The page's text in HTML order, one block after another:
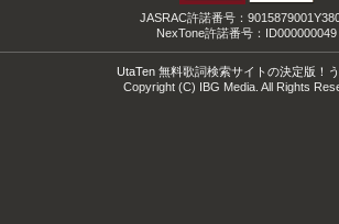
JASRAC許諾番号：
NexTone許諾番号：ID000000049
UtaTen 無料歌詞検索サイトの決定版！
Copyright (C) IBG Media. All Rights